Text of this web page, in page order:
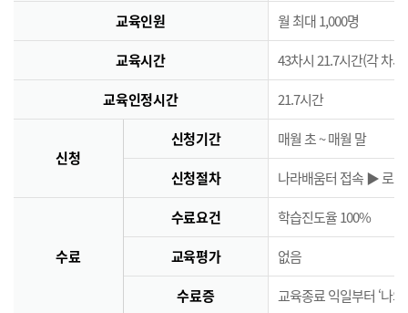
교육인원 월 최대 1,000명
교육시간 43차시 21.7시간(각 차
교육인정시간 21.7시간
신청
신청기간 매월 초 ~ 매월 말
신청절차 나라배움터 접속 ▶ 로그
수료
수료요건 학습진도율 100%
교육평가 없음
수료증 교육종료 익일부터 ‘나